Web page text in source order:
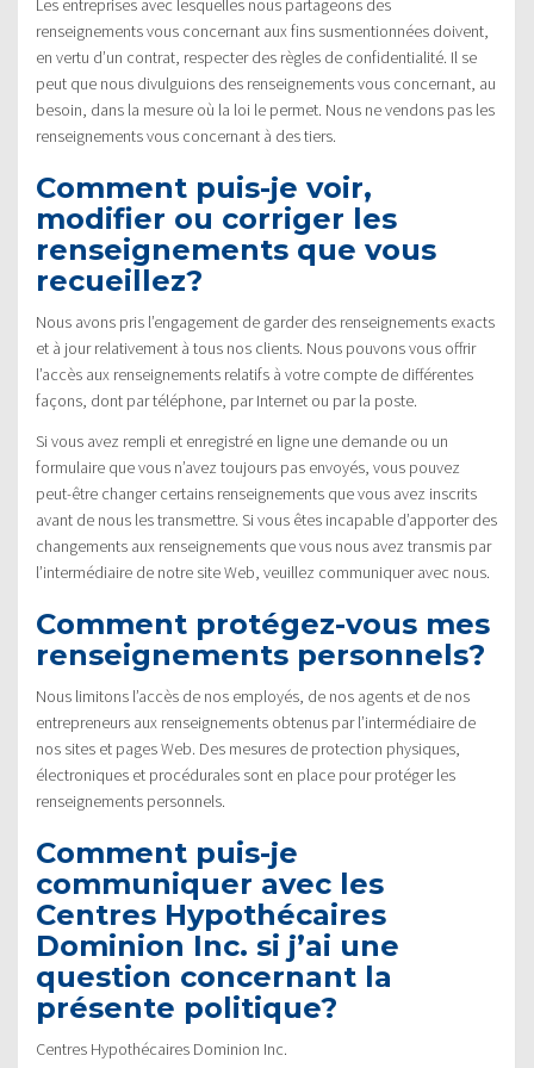
renseignements vous concernant aux fins susmentionnées doivent,
en vertu d’un contrat, respecter des règles de confidentialité. Il se
peut que nous divulguions des renseignements vous concernant, au
besoin, dans la mesure où la loi le permet. Nous ne vendons pas les
renseignements vous concernant à des tiers.
Comment puis-je voir,
modifier ou corriger les
renseignements que vous
recueillez?
Nous avons pris l’engagement de garder des renseignements exacts
et à jour relativement à tous nos clients. Nous pouvons vous offrir
l’accès aux renseignements relatifs à votre compte de différentes
façons, dont par téléphone, par Internet ou par la poste.
Si vous avez rempli et enregistré en ligne une demande ou un
formulaire que vous n’avez toujours pas envoyés, vous pouvez
peut-être changer certains renseignements que vous avez inscrits
avant de nous les transmettre. Si vous êtes incapable d’apporter des
changements aux renseignements que vous nous avez transmis par
l’intermédiaire de notre site Web, veuillez communiquer avec nous.
Comment protégez-vous mes
renseignements personnels?
Nous limitons l’accès de nos employés, de nos agents et de nos
entrepreneurs aux renseignements obtenus par l’intermédiaire de
nos sites et pages Web. Des mesures de protection physiques,
électroniques et procédurales sont en place pour protéger les
renseignements personnels.
Comment puis-je
communiquer avec les
Centres Hypothécaires
Dominion Inc. si j’ai une
question concernant la
présente politique?
Centres Hypothécaires Dominion Inc.